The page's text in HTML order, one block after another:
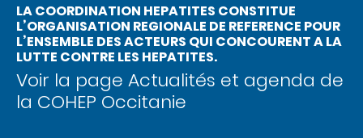
LA COORDINATION HEPATITES CONSTITUE
L’ORGANISATION REGIONALE DE REFERENCE POUR
L’ENSEMBLE DES ACTEURS QUI CONCOURENT A LA
LUTTE CONTRE LES HEPATITES.
Voir la page Actualités et agenda de
la COHEP Occitanie